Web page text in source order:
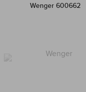
Wenger 600662